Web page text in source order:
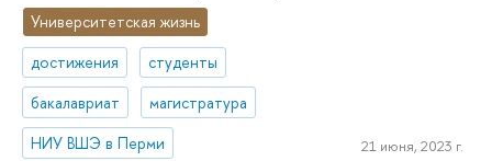
Университетская жизнь
достижения
студенты
бакалавриат
магистратура
НИУ ВШЭ в Перми
21 июня, 2023 г.